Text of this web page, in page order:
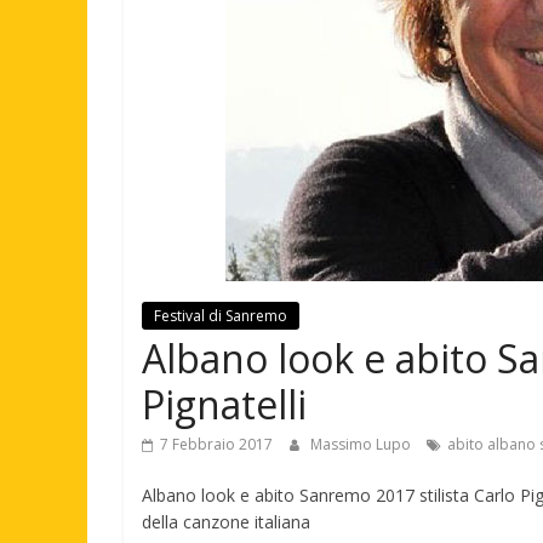
Festival di Sanremo
Albano look e abito
Pignatelli
7 Febbraio 2017 Massimo Lupo abito albano
Albano look e abito Sanremo 2017 stilista Carlo
della canzone italiana